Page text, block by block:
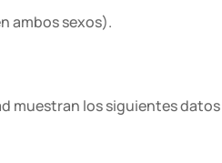
ambos sexos).
muestran los siguientes datos